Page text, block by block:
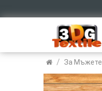
/ За Мъжете